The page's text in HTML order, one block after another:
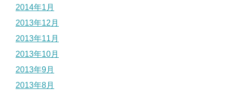
2014年1月
2013年12月
2013年11月
2013年10月
2013年9月
2013年8月